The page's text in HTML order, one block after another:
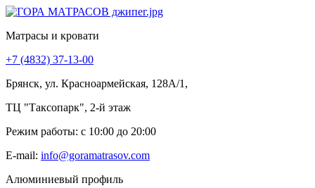
Матрасы и кровати
+7 (4832) 37-13-00
Брянск, ул. Красноармейская, 128А/1,
ТЦ "Таксопарк", 2-й этаж
Режим работы: c 10:00 до 20:00
E-mail: info@goramatrasov.com
Алюминиевый профиль